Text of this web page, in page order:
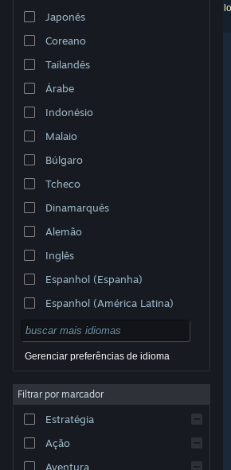
Baixe o aplicativo móvel do Steam
Ver versão para computadores
© Valve Corporation. Todos os direitos reservados.
respectivos donos nos EUA e em outros países.
Acessibilidade
Reembolsos|Cookies
Japonês
Coreano
Tailandês
Árabe
Indonésio
Malaio
Búlgaro
Tcheco
Dinamarquês
Alemão
Inglês
Espanhol (Espanha)
Espanhol (América Latina)
Gerenciar preferências de idioma
Filtrar por marcador
Estratégia
Ação
Aventura
0 resultados correspondem à sua busca. Um
de acordo com as suas preferências.